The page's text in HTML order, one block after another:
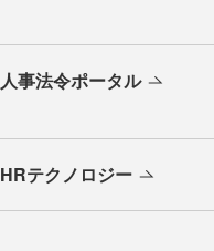
人事法令ポータル
HRテクノロジー